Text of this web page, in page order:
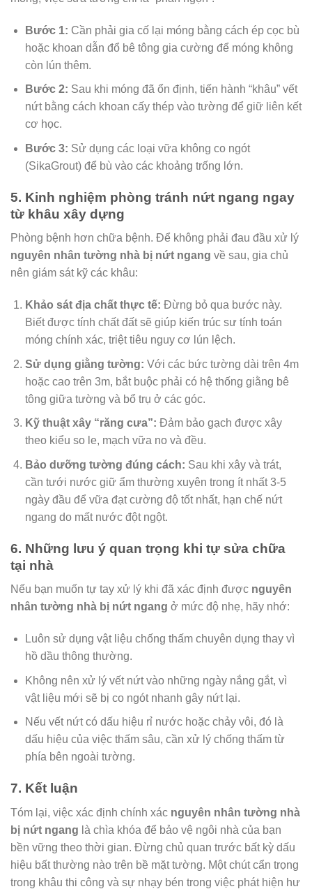
Bước 1: Cần phải gia cố lại móng bằng cách ép cọc bù
hoặc khoan dẫn đổ bê tông gia cường để móng không
còn lún thêm.
Bước 2: Sau khi móng đã ổn định, tiến hành “khâu” vết
nứt bằng cách khoan cấy thép vào tường để giữ liên kết
cơ học.
Bước 3: Sử dụng các loại vữa không co ngót
(SikaGrout) để bù vào các khoảng trống lớn.
5. Kinh nghiệm phòng tránh nứt ngang ngay
từ khâu xây dựng
Phòng bệnh hơn chữa bệnh. Để không phải đau đầu xử lý
nguyên nhân tường nhà bị nứt ngang về sau, gia chủ
nên giám sát kỹ các khâu:
Khảo sát địa chất thực tế: Đừng bỏ qua bước này.
Biết được tính chất đất sẽ giúp kiến trúc sư tính toán
móng chính xác, triệt tiêu nguy cơ lún lệch.
Sử dụng giằng tường: Với các bức tường dài trên 4m
hoặc cao trên 3m, bắt buộc phải có hệ thống giằng bê
tông giữa tường và bổ trụ ở các góc.
Kỹ thuật xây “răng cưa”: Đảm bảo gạch được xây
theo kiểu so le, mạch vữa no và đều.
Bảo dưỡng tường đúng cách: Sau khi xây và trát,
cần tưới nước giữ ẩm thường xuyên trong ít nhất 3-5
ngày đầu để vữa đạt cường độ tốt nhất, hạn chế nứt
ngang do mất nước đột ngột.
6. Những lưu ý quan trọng khi tự sửa chữa
tại nhà
Nếu bạn muốn tự tay xử lý khi đã xác định được nguyên
nhân tường nhà bị nứt ngang ở mức độ nhẹ, hãy nhớ:
Luôn sử dụng vật liệu chống thấm chuyên dụng thay vì
hồ dầu thông thường.
Không nên xử lý vết nứt vào những ngày nắng gắt, vì
vật liệu mới sẽ bị co ngót nhanh gây nứt lại.
Nếu vết nứt có dấu hiệu rỉ nước hoặc chảy vôi, đó là
dấu hiệu của việc thấm sâu, cần xử lý chống thấm từ
phía bên ngoài tường.
7. Kết luận
Tóm lại, việc xác định chính xác nguyên nhân tường nhà
bị nứt ngang là chìa khóa để bảo vệ ngôi nhà của bạn
bền vững theo thời gian. Đừng chủ quan trước bất kỳ dấu
hiệu bất thường nào trên bề mặt tường. Một chút cẩn trọng
trong khâu thi công và sự nhạy bén trong việc phát hiện hư